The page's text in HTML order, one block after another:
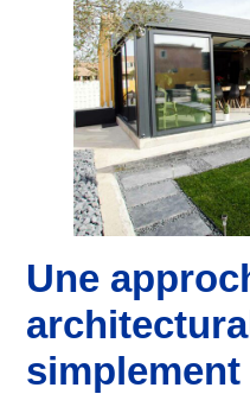
Une